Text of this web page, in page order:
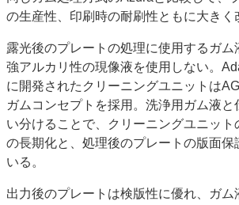
会社案内
購読・購入申し込み
サイ
お問い合わせ
の生産性、印刷時の耐刷性ともに大きく
露光後のプレートの処理に使用するガム
強アルカリ性の現像液を使用しない。
に開発されたクリーニングユニットは
ガムコンセプトを採用。洗浄用ガム液と
い分けることで、クリーニングユニット
の長期化と、処理後のプレートの版面保
いる。
出力後のプレートは検版性に優れ、ガム